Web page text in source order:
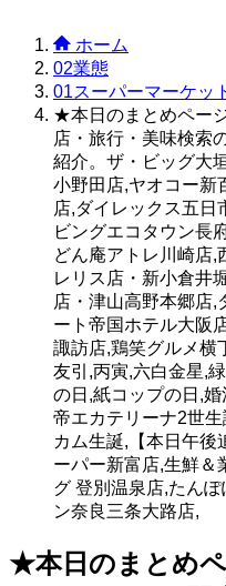
ホーム
02業態
01スーパーマーケッ
★本日のまとめペー
店・旅行・美味検索
紹介。ザ・ビッグ大
小野田店,ヤオコー新
店,ダイレックス五日
ビングエコタウン長
どん庵アトレ川崎店,
レリス店・新小倉井
店・津山高野本郷店,
ート帝国ホテル大阪
諏訪店,鶏笑グルメ横
友引,丙寅,六白金星,
の日,紙コップの日,
帝エカテリーナ2世
カム生誕,【本日午
ーパー新富店,生鮮＆
グ 登別温泉店,たん
ン奈良三条大路店,
★本日のまとめ